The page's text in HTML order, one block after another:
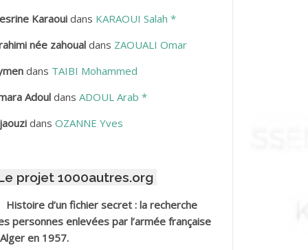
Haciba
Mohamed Hamoud*
Mohamed *
Ahmed
Mohamed ben Kaddour
Karaouidans KARAOUI Salah *
née zahoualdans ZAOUALI Omar
dans TAIBI Mohammed
Adouldans ADOUL Arab *
dans OZANNE Yves
projet 1000autres.org
Histoire d’un fichier secret : la recherche
personnes enlevées par l’armée française
en 1957.